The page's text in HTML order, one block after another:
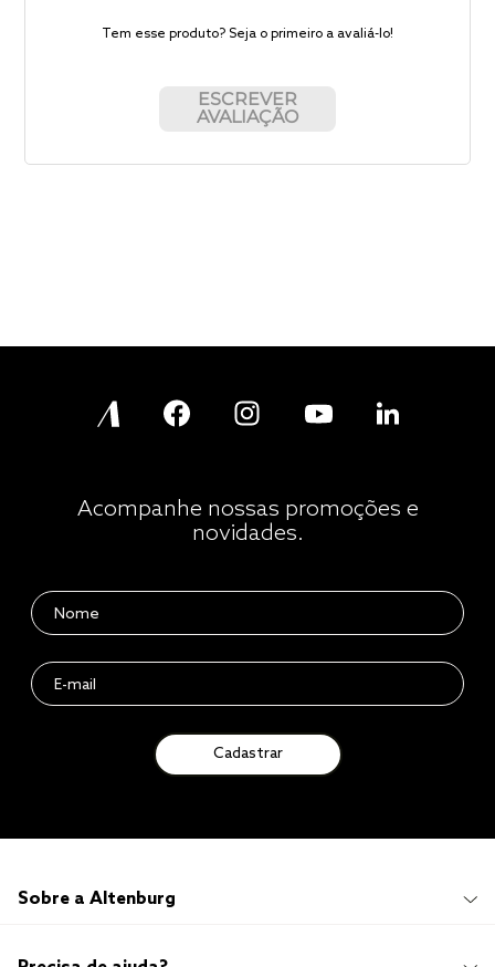
Tem esse produto? Seja o primeiro a avaliá-lo!
ESCREVER
AVALIAÇÃO
Acompanhe nossas promoções e
novidades.
Cadastrar
Sobre a Altenburg
Institucional